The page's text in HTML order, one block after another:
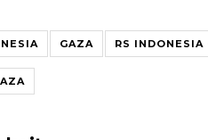
GAZA RS INDONESIA